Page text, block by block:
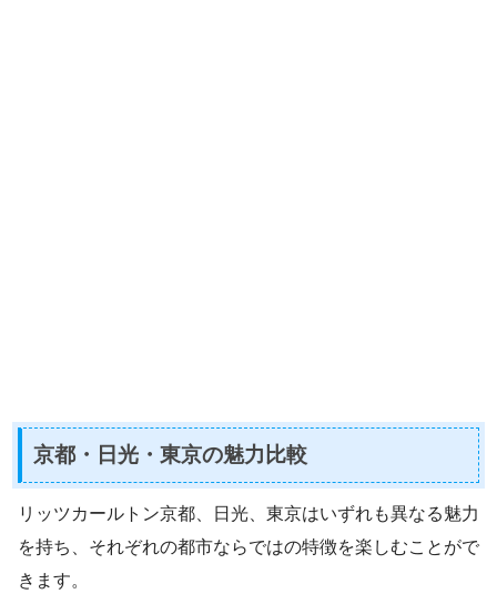
京都・日光・東京の魅力比較
リッツカールトン京都、日光、東京はいずれも異なる魅力
を持ち、それぞれの都市ならではの特徴を楽しむことがで
きます。